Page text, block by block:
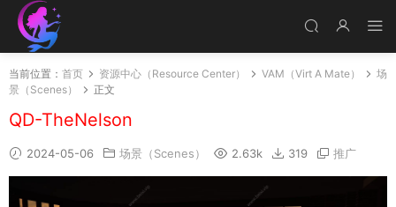
当前位置： 首页 资源中心（Resource Center） VAM（Virt A Mate）
场
景（Scenes）
正文
QD-TheNelson
2024-05-06 场景（Scenes） 2.63k 319 推广